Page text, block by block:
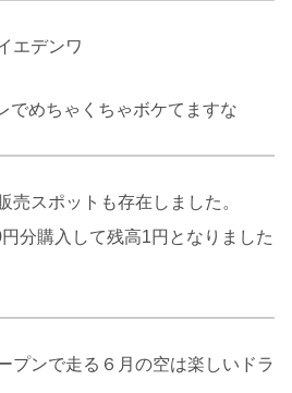
エデンワ
でめちゃくちゃボケてますな
売スポットも存在しました。
分購入して残高1円となりました
プンで走る６月の空は楽しいドラ